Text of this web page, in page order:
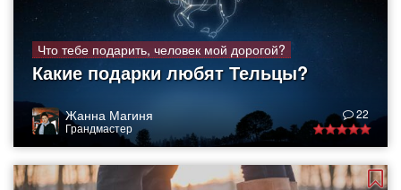
Что тебе подарить, человек мой дорогой?
Какие подарки любят Тельцы?
Жанна Магиня
Грандмастер
22